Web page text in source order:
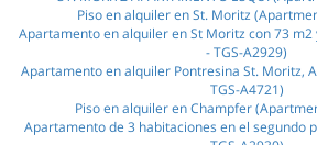
Piso en alquiler en St. Moritz
Apartamento en alquiler en St Moritz con 73
- TGS-A2929)
Apartamento en alquiler Pontresina St. Moritz,
TGS-A4721)
Piso en alquiler en Champfer
Apartamento de 3 habitaciones en el segundo